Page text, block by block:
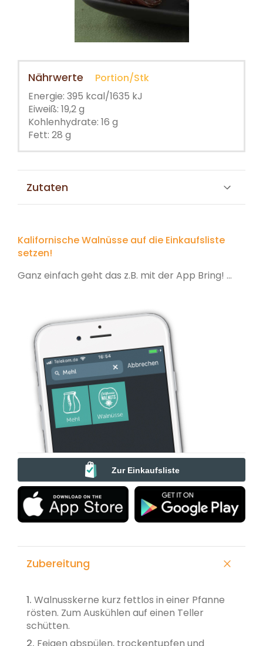
Nährwerte
Portion/Stk
Energie: 395 kcal/1635 kJ
Eiweiß: 19,2 g
Kohlenhydrate: 16 g
Fett: 28 g
Zutaten
Kalifornische Walnüsse auf die Einkaufsliste
setzen!
Ganz einfach geht das z.B. mit der App Bring! ...
Zur Einkaufsliste
Zubereitung
1. Walnusskerne kurz fettlos in einer Pfanne
rösten. Zum Auskühlen auf einen Teller
schütten.